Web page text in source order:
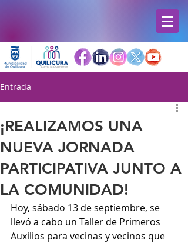
Entrada
¡REALIZAMOS UNA
NUEVA JORNADA
PARTICIPATIVA JUNTO A
LA COMUNIDAD!
Hoy, sábado 13 de septiembre, se
llevó a cabo un Taller de Primeros
Auxilios para vecinas y vecinos que